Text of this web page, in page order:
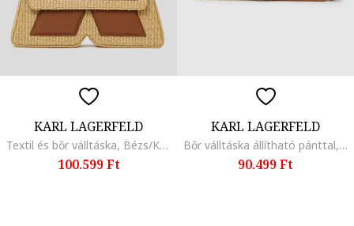
KARL LAGERFELD
Textil és bőr válltáska, Bézs/Karamellbarna
100.599 Ft
KARL LAGERFELD
Bőr válltáska állítható pánttal, Fahéjbarna
90.499 Ft